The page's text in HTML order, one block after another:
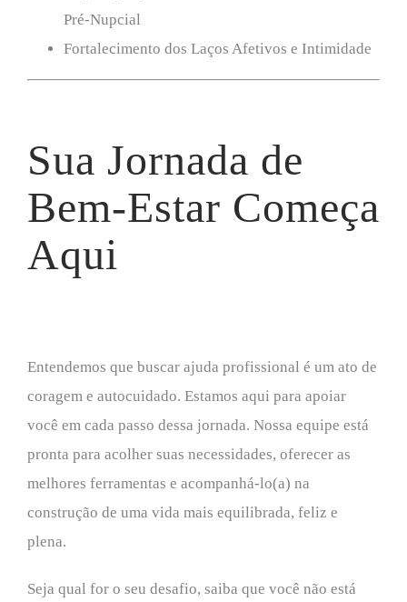
Pré-Nupcial
Fortalecimento dos Laços Afetivos e Intimidade
Sua Jornada de
Bem-Estar Começa
Aqui
Entendemos que buscar ajuda profissional é um ato de
coragem e autocuidado. Estamos aqui para apoiar
você em cada passo dessa jornada. Nossa equipe está
pronta para acolher suas necessidades, oferecer as
melhores ferramentas e acompanhá-lo(a) na
construção de uma vida mais equilibrada, feliz e
plena.
Seja qual for o seu desafio, saiba que você não está